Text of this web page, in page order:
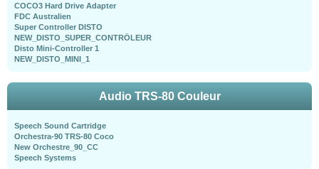
COCO3 Hard Drive Adapter
FDC Australien
Super Controller DISTO
NEW_DISTO_SUPER_CONTRÖLEUR
Disto Mini-Controller 1
NEW_DISTO_MINI_1
Audio TRS-80 Couleur
Speech Sound Cartridge
Orchestra-90 TRS-80 Coco
New Orchestre_90_CC
Speech Systems